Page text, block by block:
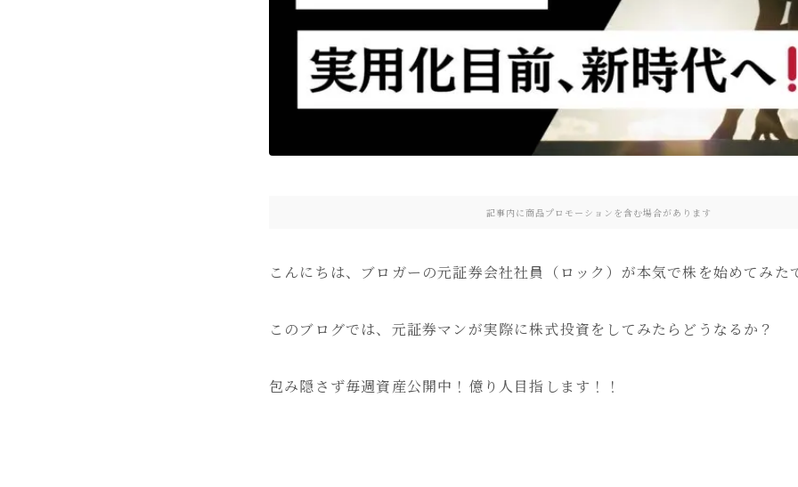
記事内に商品プロモーションを含む場合があります
こんにちは、ブロガーの元証券会社社員（ロック）が本気で株を始めてみた
このブログでは、元証券マンが実際に株式投資をしてみたらどうなるか？
包み隠さず毎週資産公開中！億り人目指します！！